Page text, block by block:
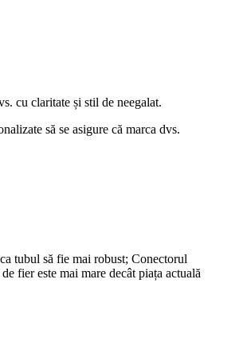
cu claritate și stil de neegalat.
să se asigure că marca dvs.
tubul să fie mai robust; Conectorul
fier este mai mare decât piața actuală